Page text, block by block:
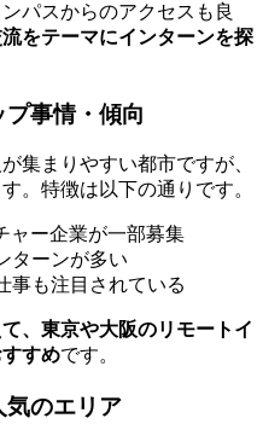
パスからのアクセスも良
をテーマにインターンを探
事情・傾向
集まりやすい都市ですが、
。特徴は以下の通りです。
ャー企業が一部募集
ターンが多い
事も注目されている
、東京や大阪のリモートイ
すめです。
気のエリア